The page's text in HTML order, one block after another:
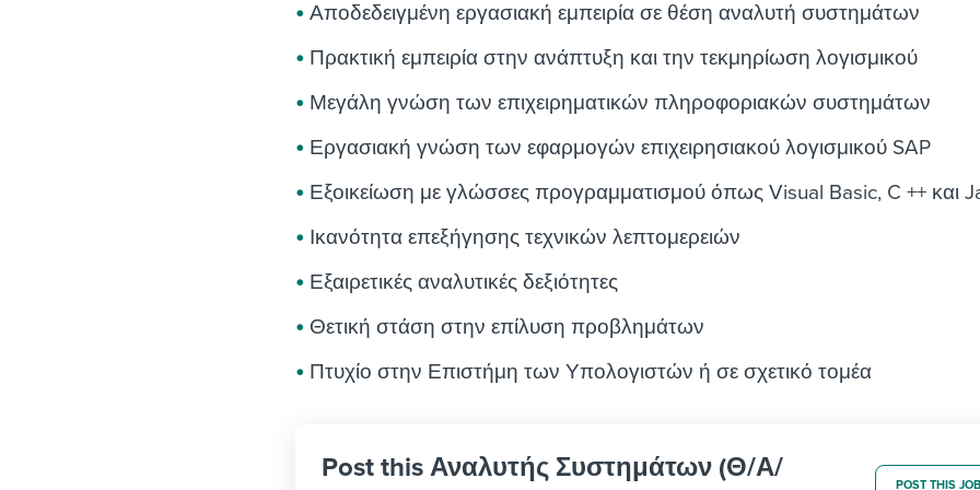
Αποδεδειγμένη εργασιακή εμπειρία σε θέση αναλυτή συστημάτων
Πρακτική εμπειρία στην ανάπτυξη και την τεκμηρίωση λογισμικού
Μεγάλη γνώση των επιχειρηματικών πληροφοριακών συστημάτων
Εργασιακή γνώση των εφαρμογών επιχειρησιακού λογισμικού SAP
Εξοικείωση με γλώσσες προγραμματισμού όπως Visual Basic, C ++ και
Ικανότητα επεξήγησης τεχνικών λεπτομερειών
Εξαιρετικές αναλυτικές δεξιότητες
Θετική στάση στην επίλυση προβλημάτων
Πτυχίο στην Επιστήμη των Υπολογιστών ή σε σχετικό τομέα
Post this Αναλυτής Συστημάτων (Θ/Α/
POST THIS